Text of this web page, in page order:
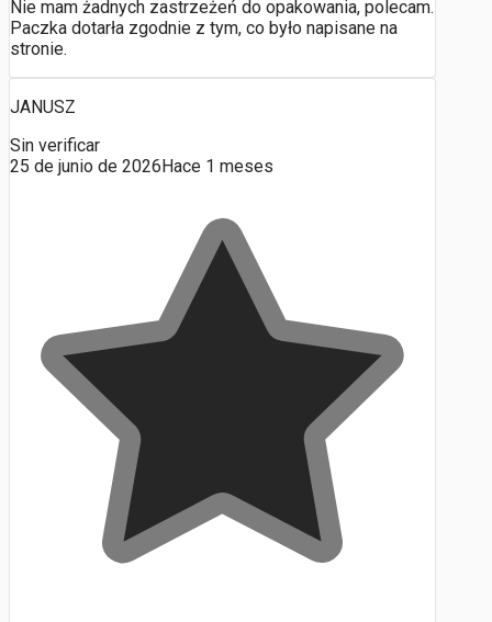
Nie mam żadnych zastrzeżeń do opakowania, polecam.
Paczka dotarła zgodnie z tym, co było napisane na
stronie.
JANUSZ
Sin verificar
25 de junio de 2026Hace 1 meses